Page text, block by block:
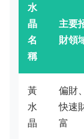
水
晶
名
稱
主要
財領
黃
水
晶
偏財、
快速
富